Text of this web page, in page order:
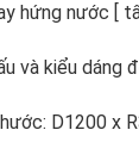
hứng nước [
và kiểu dáng
D1200 x